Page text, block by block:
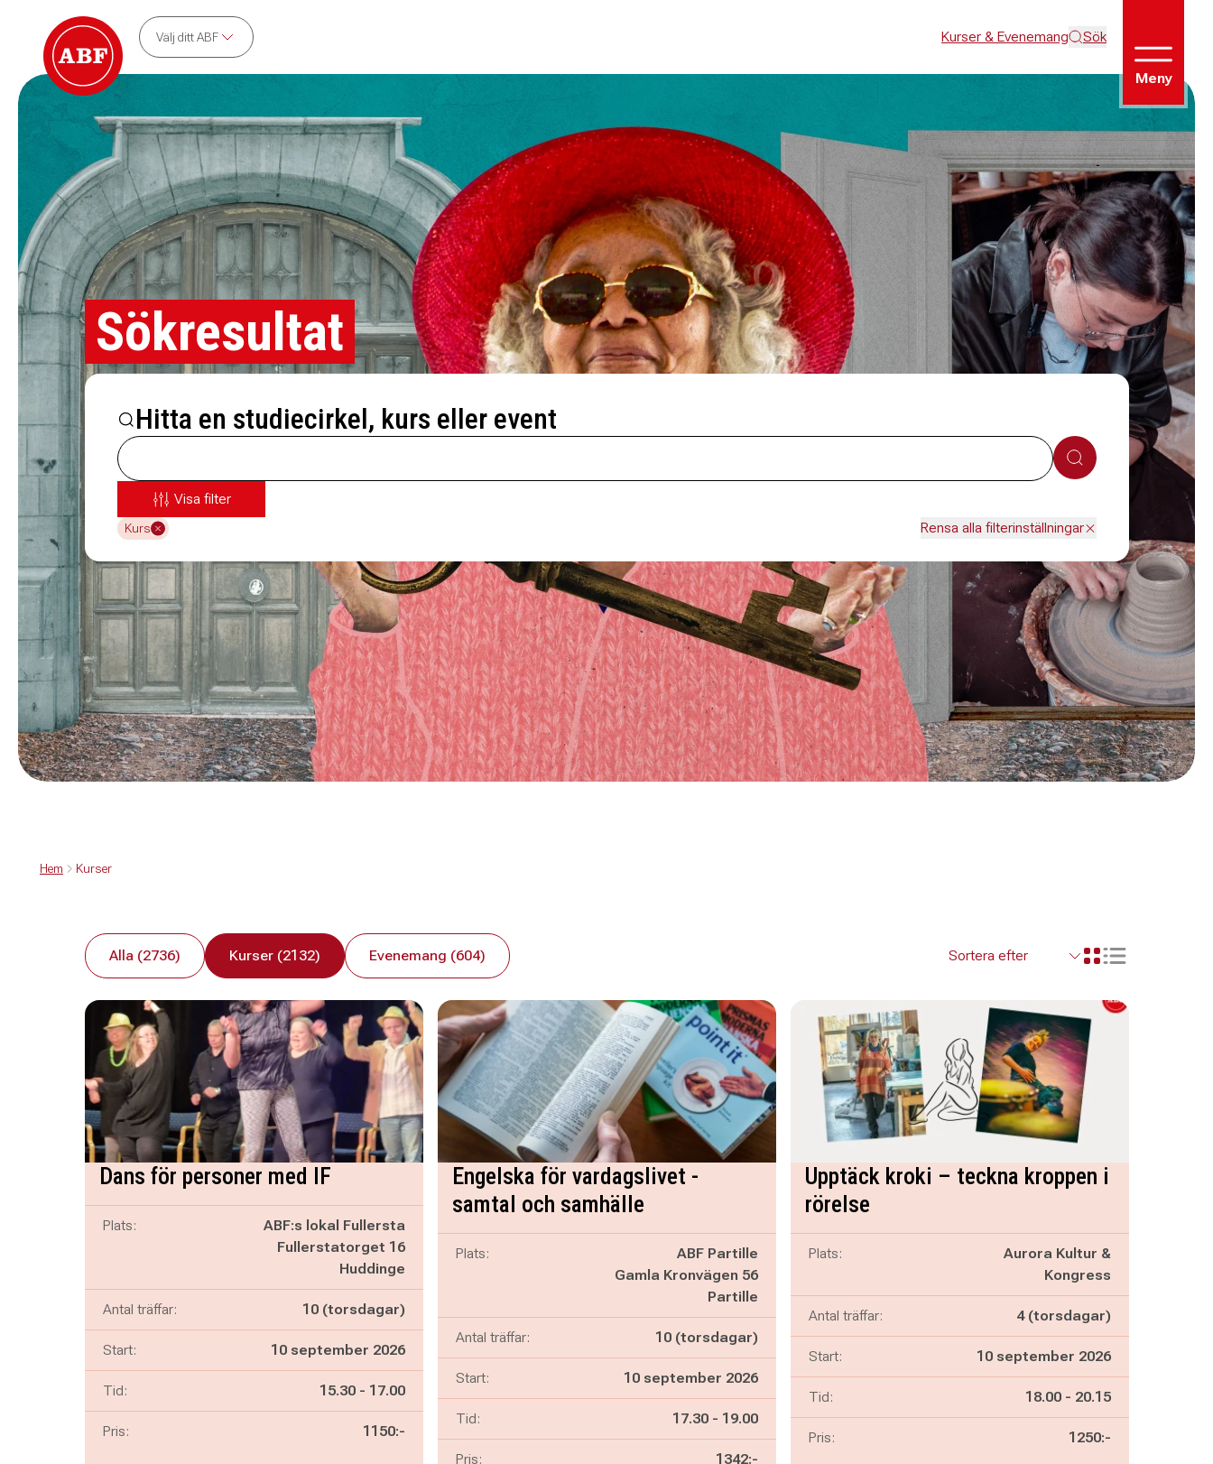
Välj ditt ABF Kurser & Evenemang Sök
Meny
Sökresultat
Hitta en studiecirkel, kurs eller event
Sök
Visa filter
Kurs Rensa alla filterinställningar
Hem Kurser
Alla (2736) Kurser (2132) Evenemang (604) Visa resultaten i ett
Visa resultaten
Dans för personer med IF
Plats:
ABF:s lokal Fullersta
Fullerstatorget 16
Huddinge
Antal träffar: 10 (torsdagar)
Start: 10 september 2026
Tid: Pågår mellan
15.30 - och
17.00
Pris: 1150:-
Engelska för vardagslivet -
samtal och samhälle
Plats:
ABF Partille
Gamla Kronvägen 56
Partille
Antal träffar: 10 (torsdagar)
Start: 10 september 2026
Tid: Pågår mellan
17.30 - och
19.00
Pris: 1342:-
Upptäck kroki – teckna kroppen i
rörelse
Plats:
Aurora Kultur &
Kongress
Antal träffar: 4 (torsdagar)
Start: 10 september 2026
Tid: Pågår mellan
18.00 - och
20.15
Pris: 1250:-